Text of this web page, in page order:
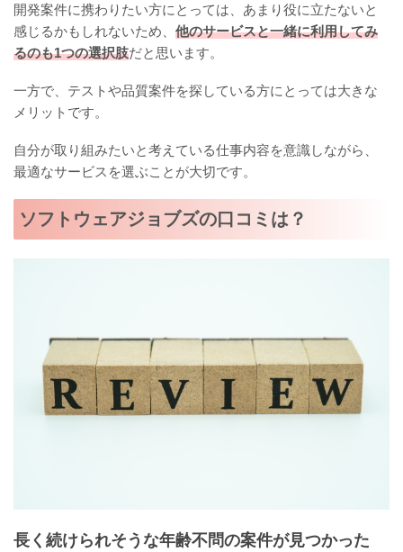
開発案件に携わりたい方にとっては、あまり役に立たないと
感じるかもしれないため、 他のサービスと一緒に利用してみ
るのも1つの選択肢だと思います。
一方で、テストや品質案件を探している方にとっては大きな
メリットです。
自分が取り組みたいと考えている仕事内容を意識しながら、
最適なサービスを選ぶことが大切です。
ソフトウェアジョブズの口コミは？
長く続けられそうな年齢不問の案件が見つかった